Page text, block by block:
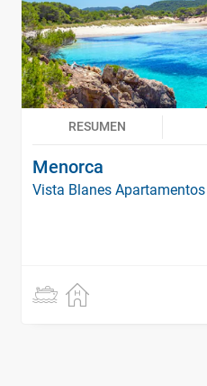
RESUMEN
Menorca
Vista Blanes Apartamentos